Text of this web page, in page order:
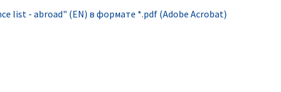
list - abroad" (EN) в формате *.pdf (Adobe Acrobat)